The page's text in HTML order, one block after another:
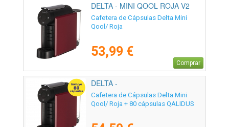
DELTA - MINI QOOL ROJA V2
Cafetera de Cápsulas Delta Mini
Qool/ Roja
53,99 €
Comprar
DELTA -
Cafetera de Cápsulas Delta Mini
Qool/ Roja + 80 cápsulas QALIDUS